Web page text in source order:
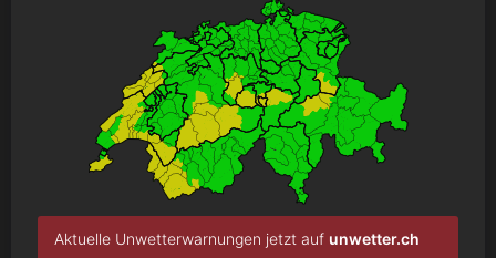
Aktuelle Unwetterwarnungen jetzt auf unwetter.ch